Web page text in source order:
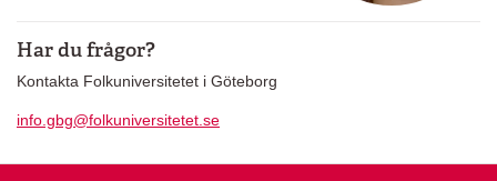
Har du frågor?
Kontakta Folkuniversitetet i Göteborg
info.gbg@folkuniversitetet.se